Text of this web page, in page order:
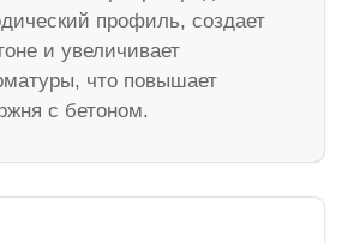
профиль, создает
и увеличивает
что повышает
с бетоном.